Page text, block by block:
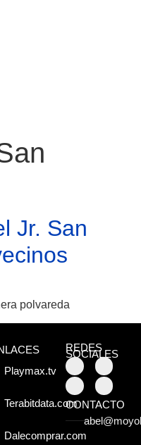
Jr. San
polvareda
Playmax.tv
Terabitdata.com
Dalecomprar.com
REDES
SOCIALES
CONTACTO